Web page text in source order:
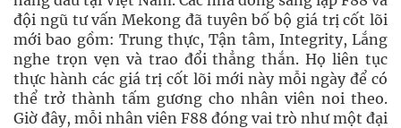
đội ngũ tư vấn Mekong đã tuyên bố bộ giá trị cốt lõi
mới bao gồm: Trung thực, Tận tâm, Integrity, Lắng
nghe trọn vẹn và trao đổi thẳng thắn. Họ liên tục
thực hành các giá trị cốt lõi mới này mỗi ngày để có
thể trở thành tấm gương cho nhân viên noi theo.
Giờ đây, mỗi nhân viên F88 đóng vai trò như một đại